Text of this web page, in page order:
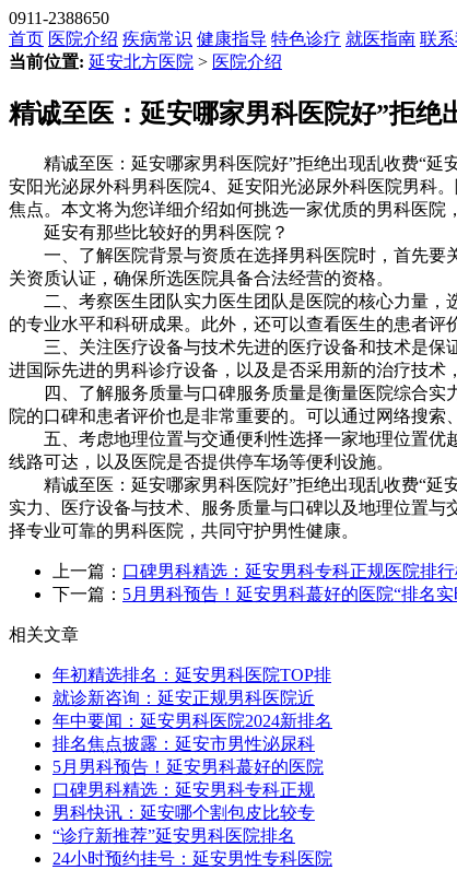
0911-2388650
首页 医院介绍 疾病常识 健康指导 特色诊疗 就医指南 联
当前位置: 延安北方医院 > 医院介绍
精诚至医：延安哪家男科医院好”拒绝
精诚至医：延安哪家男科医院好”拒绝出现乱收费“延
安阳光泌尿外科男科医院4、延安阳光泌尿外科医院男科
焦点。本文将为您详细介绍如何挑选一家优质的男科医院
延安有那些比较好的男科医院？
一、了解医院背景与资质在选择男科医院时，首先要
关资质认证，确保所选医院具备合法经营的资格。
二、考察医生团队实力医生团队是医院的核心力量，
的专业水平和科研成果。此外，还可以查看医生的患者评
三、关注医疗设备与技术先进的医疗设备和技术是保证
进国际先进的男科诊疗设备，以及是否采用新的治疗技术
四、了解服务质量与口碑服务质量是衡量医院综合实
院的口碑和患者评价也是非常重要的。可以通过网络搜索
五、考虑地理位置与交通便利性选择一家地理位置优
线路可达，以及医院是否提供停车场等便利设施。
精诚至医：延安哪家男科医院好”拒绝出现乱收费“延
实力、医疗设备与技术、服务质量与口碑以及地理位置
择专业可靠的男科医院，共同守护男性健康。
上一篇： 口碑男科精选：延安男科专科正规医院排
下一篇： 5月男科预告！延安男科蕞好的医院“排名
相关文章
年初精选排名：延安男科医院TOP排
就诊新咨询：延安正规男科医院近
年中要闻：延安男科医院2024新排名
排名焦点披露：延安市男性泌尿科
5月男科预告！延安男科蕞好的医院
口碑男科精选：延安男科专科正规
男科快讯：延安哪个割包皮比较专
“诊疗新推荐”延安男科医院排名
24小时预约挂号：延安男性专科医院